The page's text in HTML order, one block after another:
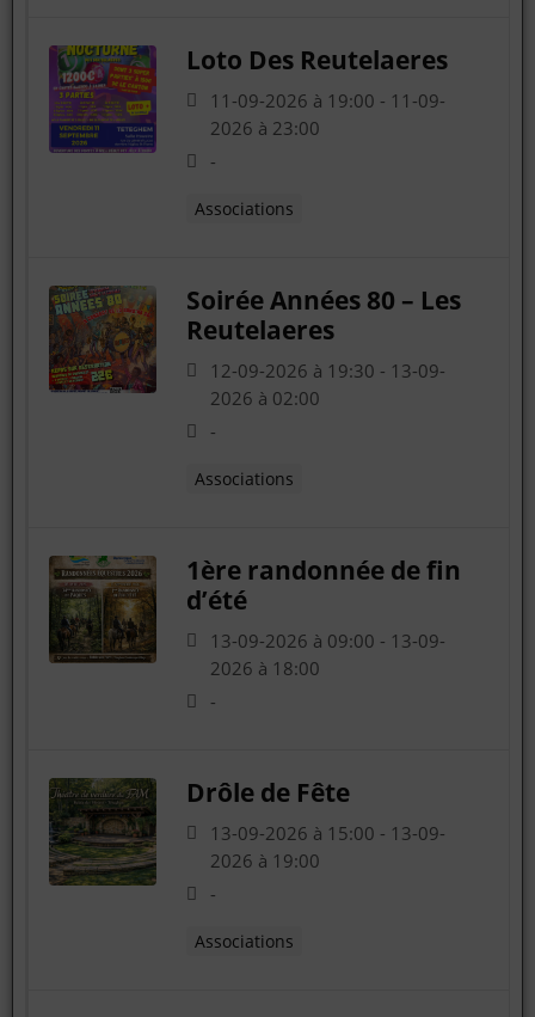
Loto Des Reutelaeres
11-09-2026 à 19:00 - 11-09-
2026 à 23:00
-
Associations
Soirée Années 80 – Les
Reutelaeres
12-09-2026 à 19:30 - 13-09-
2026 à 02:00
-
Associations
1ère randonnée de fin
d’été
13-09-2026 à 09:00 - 13-09-
2026 à 18:00
-
Drôle de Fête
13-09-2026 à 15:00 - 13-09-
2026 à 19:00
-
Associations